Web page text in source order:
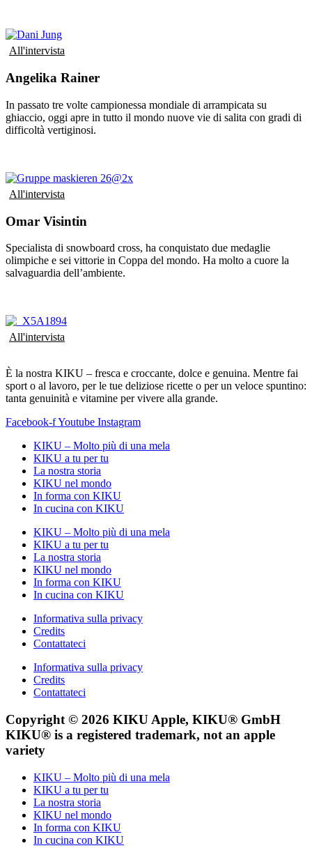
All'intervista
Angelika Rainer
In passato tre volte campionessa mondiale di arrampicata su
ghiaccio, oggi apre in tutto il mondo nuove vie di salita con gradi di
difficoltà vertiginosi.
All'intervista
Omar Visintin
Specialista di snowboard cross, ha conquistato due medaglie
olimpiche e sei vittorie in Coppa del mondo. Ha molto a cuore la
salvaguardia dell’ambiente.
All'intervista
È la nostra KIKU – fresca e croccante, dolce e genuina. Mentre fai
sport o al lavoro, per le tue deliziose ricette o per un veloce spuntino:
tanta genuinità e vitamine per vivere alla grande.
Facebook-fYoutube Instagram
KIKU – Molto più di una mela
KIKU a tu per tu
La nostra storia
KIKU nel mondo
In forma con KIKU
In cucina con KIKU
KIKU – Molto più di una mela
KIKU a tu per tu
La nostra storia
KIKU nel mondo
In forma con KIKU
In cucina con KIKU
Informativa sulla privacy
Credits
Contattateci
Informativa sulla privacy
Credits
Contattateci
Copyright © 2026 KIKU Apple, KIKU® GmbH
KIKU® is a registered trademark, not an apple
variety
KIKU – Molto più di una mela
KIKU a tu per tu
La nostra storia
KIKU nel mondo
In forma con KIKU
In cucina con KIKU